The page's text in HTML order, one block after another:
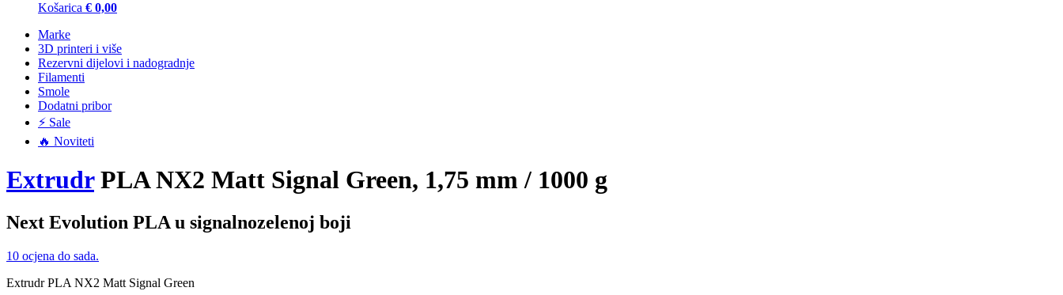
Košarica € 0,00
Marke
3D printeri i više
Rezervni dijelovi i nadogradnje
Filamenti
Smole
Dodatni pribor
⚡ Sale
🔥 Noviteti
ExtrudrPLA NX2 Matt Signal Green, 1,75 mm / 1000 g
Next Evolution PLA u signalnozelenoj boji
10 ocjena do sada.
Extrudr PLA NX2 Matt Signal Green